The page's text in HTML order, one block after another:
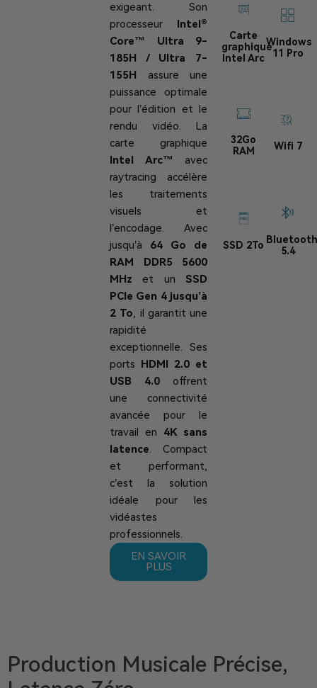
exigeant. Son
processeur Intel®
Core™ Ultra 9-
185H / Ultra 7-
155H assure une
puissance optimale
pour l’édition et le
rendu vidéo. La
carte graphique
Intel Arc™ avec
raytracing accélère
les traitements
visuels et
l’encodage. Avec
jusqu’à 64 Go de
RAM DDR5 5600
MHz et unSSD
PCIe Gen 4 jusqu’à
2 To, il garantit une
rapidité
exceptionnelle. Ses
ports HDMI 2.0 et
USB 4.0 offrent
une connectivité
avancée pour le
travail en 4K sans
latence. Compact
et performant,
c’est la solution
idéale pour les
vidéastes
professionnels.
EN SAVOIR
PLUS
Carte
graphique
Intel Arc
32Go
RAM
SSD 2To
Windows
11 Pro
Wifi 7
Bluetooth
5.4
Production Musicale Précise,